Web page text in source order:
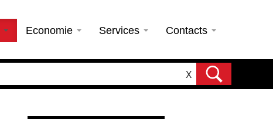
Economie Services Contacts
X